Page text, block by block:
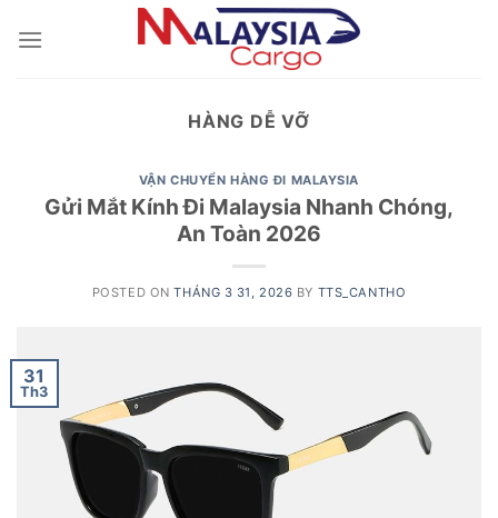
HÀNG DỄ VỠ
VẬN CHUYỂN HÀNG ĐI MALAYSIA
Gửi Mắt Kính Đi Malaysia Nhanh Chóng,
An Toàn 2026
POSTED ONTHÁNG 3 31, 2026 BY TTS_CANTHO
31
Th3